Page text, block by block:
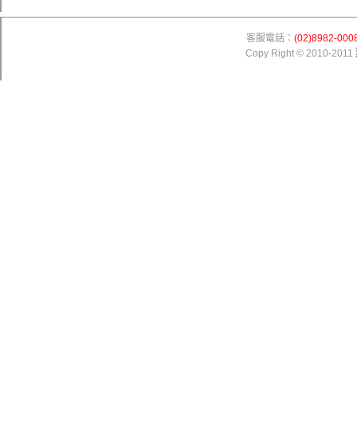
客服電話： (02)8982-
Copy Right © 2010-2011